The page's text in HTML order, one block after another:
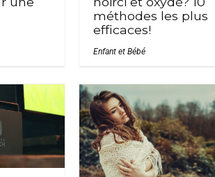
méthodes les plus
efficaces!
Enfant et Bébé